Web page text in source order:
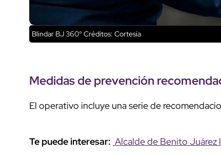
Blindar BJ 360° Créditos: Cortesía
Medidas de prevención
El operativo incluye una serie de
Te puede interesar: Alcalde de Benito